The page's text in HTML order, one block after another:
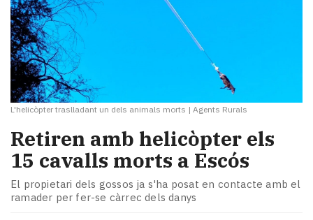
L'helicòpter traslladant un dels animals morts | Agents Rurals
Retiren amb helicòpter els
15 cavalls morts a Escós
El propietari dels gossos ja s'ha posat en contacte amb el
ramader per fer-se càrrec dels danys